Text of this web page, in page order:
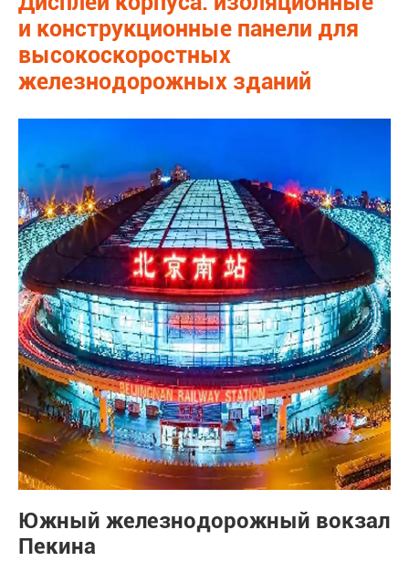
и конструкционные панели для
высокоскоростных
железнодорожных зданий
Южный железнодорожный вокзал
Пекина